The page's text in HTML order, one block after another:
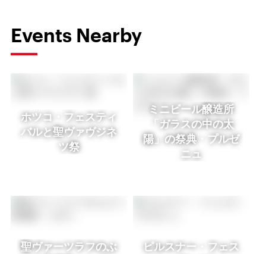
Events Nearby
ホツコ・フェスティ
バルと聖ヴァヴジネ
ツ祭
ミニビール醸造所
「ガラスの中の太
陽」の祭典・プルゼ
ニュ
聖ヴァーツラフのぶ
ピルスナー・フェス